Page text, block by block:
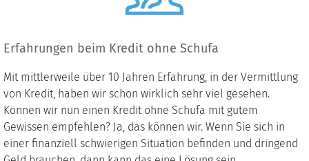
Erfahrungen beim Kredit ohne Schufa
Mit mittlerweile über 10 Jahren Erfahrung, in der Vermittlung
von Kredit, haben wir schon wirklich sehr viel gesehen.
Können wir nun einen Kredit ohne Schufa mit gutem
Gewissen empfehlen? Ja, das können wir. Wenn Sie sich in
einer finanziell schwierigen Situation befinden und dringend